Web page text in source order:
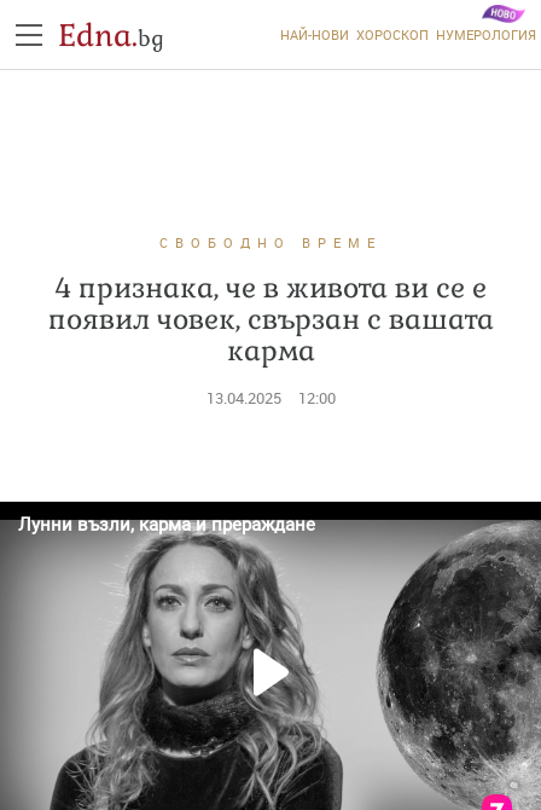
Edna.bg НАЙ-НОВИ ХОРОСКОП НУМЕРОЛОГИЯ
СВОБОДНО ВРЕМЕ
4 признака, че в живота ви се е
появил човек, свързан с вашата
карма
13.04.2025 12:00